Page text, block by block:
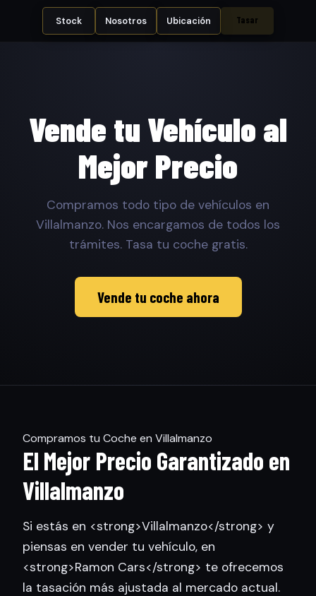
Stock Nosotros Ubicación Tasar
Vende tu Vehículo al
Mejor Precio
Compramos todo tipo de vehículos en
Villalmanzo. Nos encargamos de todos los
trámites. Tasa tu coche gratis.
Vende tu coche ahora
Compramos tu Coche en Villalmanzo
El Mejor Precio Garantizado en
Villalmanzo
Si estás en <strong>Villalmanzo</strong> y
piensas en vender tu vehículo, en
<strong>Ramon Cars</strong> te ofrecemos
la tasación más ajustada al mercado actual.